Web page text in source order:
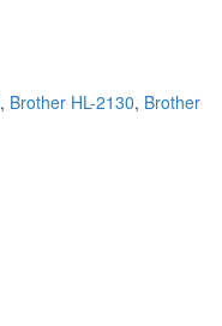
, Brother HL-2130, Brother